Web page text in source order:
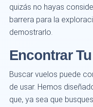
quizás no hayas
barrera para la
demostrarlo.
Encontrar
Buscar vuelos puede
de usar. Hemos
que, ya sea que